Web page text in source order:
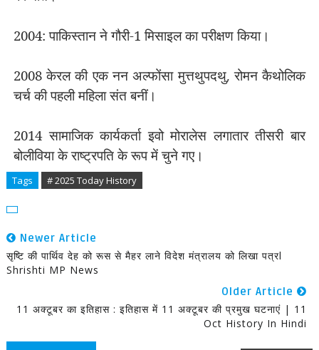
2004: पाकिस्तान ने गौरी-1 मिसाइल का परीक्षण किया।
2008 केरल की एक नन अल्फोंसा मुत्तथुपदथु,रोमन कैथोलिक
चर्च की पहली महिला संत बनीं।
2014 सामाजिक कार्यकर्ता इवो मोरालेस लगातार तीसरी बार
बोलीविया के राष्ट्रपति के रूप में चुने गए।
Tags # 2025 Today History
Newer Article
सृष्टि की पार्थिव देह को रूस से मैहर लाने विदेश मंत्रालय को लिखा पत्रl
Shrishti MP News
Older Article
11 अक्टूबर का इतिहास : इतिहास में 11 अक्टूबर की प्रमुख घटनाएं | 11
Oct History In Hindi